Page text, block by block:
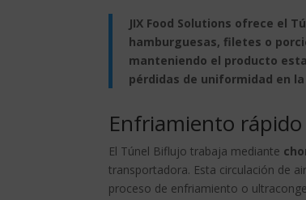
JIX Food Solutions ofrece el
hamburguesas, filetes o
manteniendo el producto
pérdidas de uniformidad en
Enfriamiento
El Túnel Biflujo trabaja mediante
transportadora. Esta circulación de
proceso de enfriamiento o